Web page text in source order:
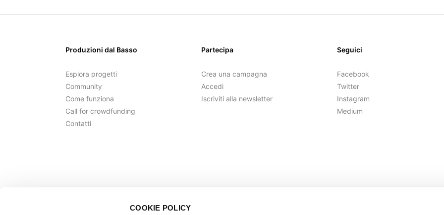
COOKIE POLICY
Produzioni dal Basso
Esplora progetti
Community
Come funziona
Call for crowdfunding
Contatti
Partecipa
Crea una campagna
Accedi
Iscriviti alla newsletter
Seguici
Facebook
Twitter
Instagram
Medium